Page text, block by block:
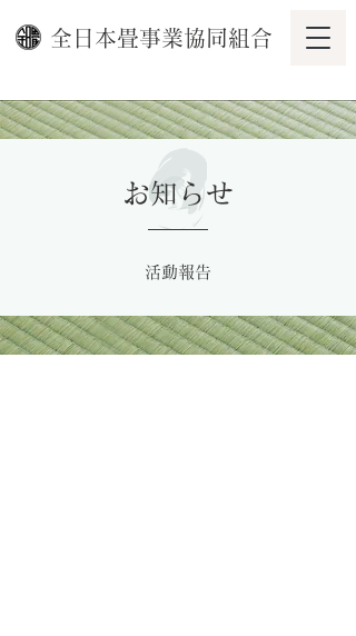
全日本畳事業協同組合
お知らせ
活動報告